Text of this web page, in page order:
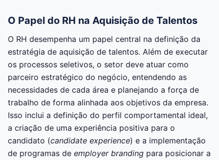
O Papel do RH na Aquisição de Talentos
O RH desempenha um papel central na definição da
estratégia de aquisição de talentos. Além de executar
os processos seletivos, o setor deve atuar como
parceiro estratégico do negócio, entendendo as
necessidades de cada área e planejando a força de
trabalho de forma alinhada aos objetivos da empresa.
Isso inclui a definição do perfil comportamental ideal,
a criação de uma experiência positiva para o
candidato (candidate experience) e a implementação
de programas de employer branding para posicionar a